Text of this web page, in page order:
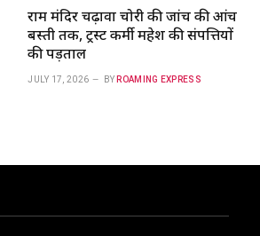
राम मंदिर चढ़ावा चोरी की जांच की आंच
बस्ती तक, ट्रस्ट कर्मी महेश की संपत्तियों
की पड़ताल
JULY 17, 2026 BY ROAMING EXPRESS